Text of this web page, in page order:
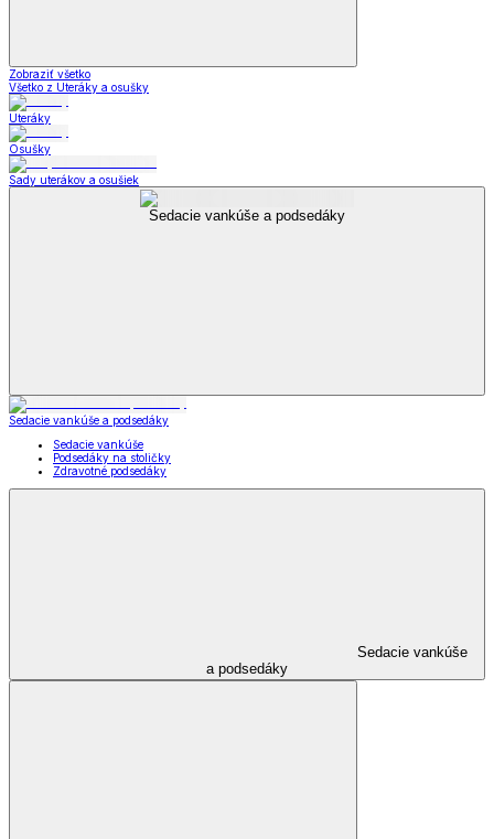
Zobraziť všetko
Všetko z Uteráky a osušky
Uteráky
Osušky
Sady uterákov a osušiek
Sedacie vankúše a podsedáky
Sedacie vankúše a podsedáky
Sedacie vankúše
Podsedáky na stoličky
Zdravotné podsedáky
Sedacie vankúše
a podsedáky